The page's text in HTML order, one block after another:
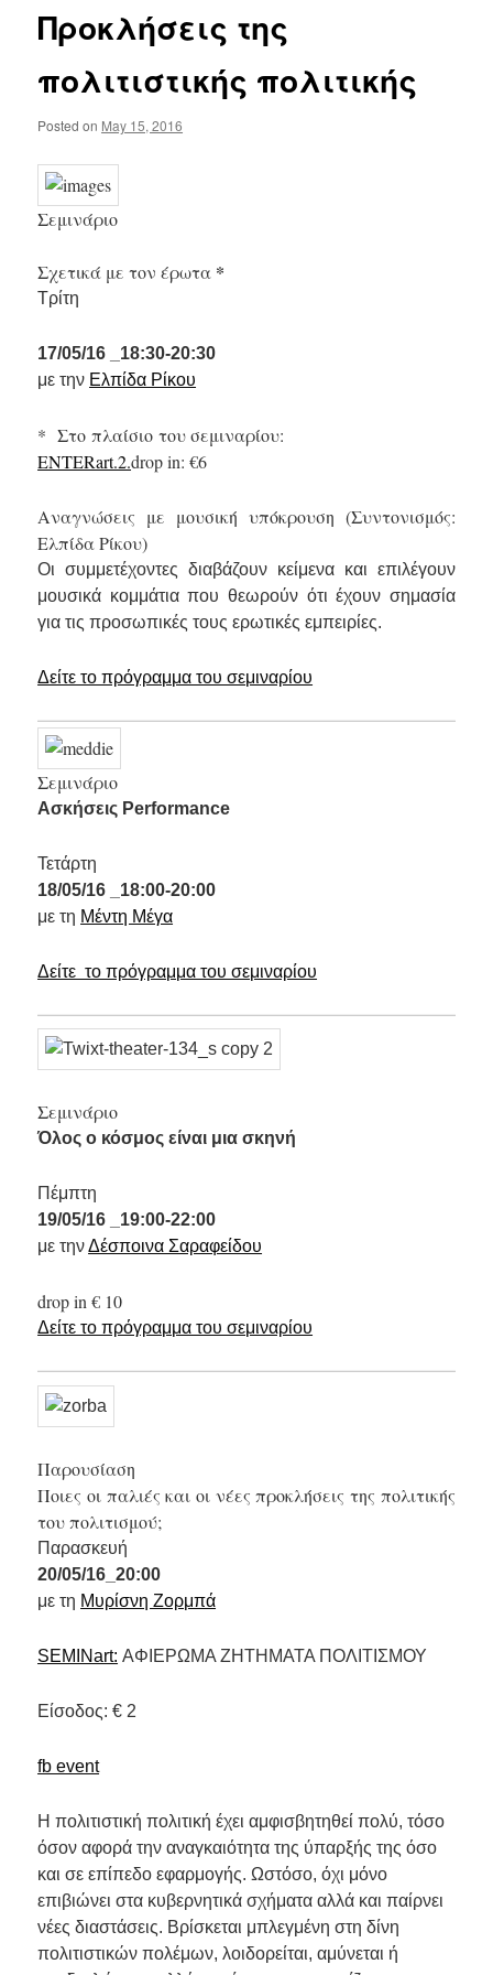
Προκλήσεις της
πολιτιστικής πολιτικής
Posted on May 15, 2016
Σεμινάριο
Σχετικά με τον έρωτα *
Τρίτη
17/05/16 _18:30-20:30
με την Ελπίδα Ρίκου
* Στο πλαίσιο του σεμιναρίου:
ENTERart.2.drop in: €6
Αναγνώσεις με μουσική υπόκρουση (Συντονισμός:
Ελπίδα Ρίκου)
Οι συμμετέχοντες διαβάζουν κείμενα και επιλέγουν
μουσικά κομμάτια που θεωρούν ότι έχουν σημασία
για τις προσωπικές τους ερωτικές εμπειρίες.
Δείτε το πρόγραμμα του σεμιναρίου
Σεμινάριο
Ασκήσεις Performance
Τετάρτη
18/05/16 _18:00-20:00
με τη Μέντη Μέγα
Δείτε το πρόγραμμα του σεμιναρίου
Σεμινάριο
Όλος ο κόσμος είναι μια σκηνή
Πέμπτη
19/05/16 _19:00-22:00
με τηνΔέσποινα Σαραφείδου
drop in € 10
Δείτε το πρόγραμμα του σεμιναρίου
Παρουσίαση
Ποιες οι παλιές και οι νέες προκλήσεις της πολιτικής
του πολιτισμού;
Παρασκευή
20/05/16_20:00
με τη Μυρίσνη Ζορμπά
SEMINart: ΑΦΙΕΡΩΜΑ ΖΗΤΗΜΑΤΑ ΠΟΛΙΤΙΣΜΟΥ
Είσοδος: € 2
fb event
Η πολιτιστική πολιτική έχει αμφισβητηθεί πολύ, τόσο
όσον αφορά την αναγκαιότητα της ύπαρξής της όσο
και σε επίπεδο εφαρμογής. Ωστόσο, όχι μόνο
επιβιώνει στα κυβερνητικά σχήματα αλλά και παίρνει
νέες διαστάσεις. Βρίσκεται μπλεγμένη στη δίνη
πολιτιστικών πολέμων, λοιδορείται, αμύνεται ή